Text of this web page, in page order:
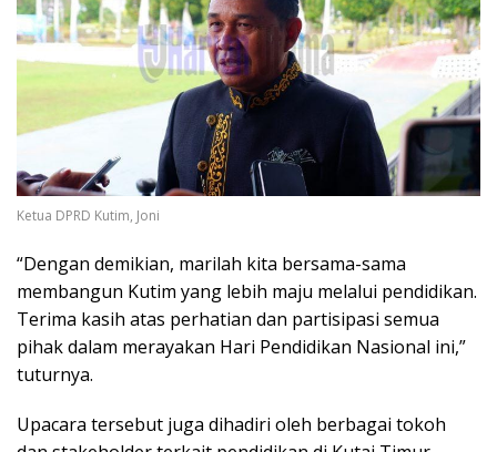
Ketua DPRD Kutim, Joni
“Dengan demikian, marilah kita bersama-sama
membangun Kutim yang lebih maju melalui pendidikan.
Terima kasih atas perhatian dan partisipasi semua
pihak dalam merayakan Hari Pendidikan Nasional ini,”
tuturnya.
Upacara tersebut juga dihadiri oleh berbagai tokoh